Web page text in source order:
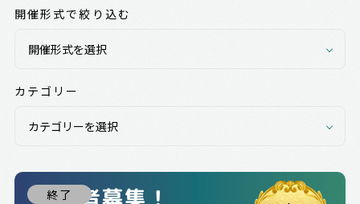
開催形式で絞り込む
カテゴリー
終了